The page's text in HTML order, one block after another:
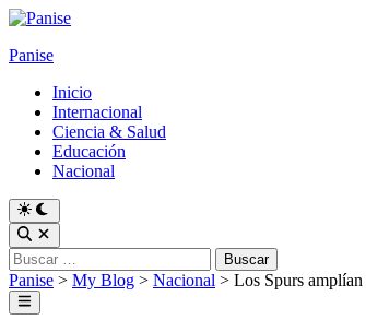
Skip
content
Panise
Inicio
Internacional
Ciencia & Salud
Educación
Nacional
Switch
to
dark
mode
Open
Search
Buscar:
Panise > My Blog > Nacional > Los Spurs
Main